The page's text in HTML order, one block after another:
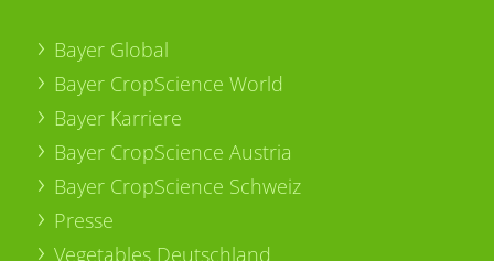
Bayer Global
Bayer CropScience World
Bayer Karriere
Bayer CropScience Austria
Bayer CropScience Schweiz
Presse
Vegetables Deutschland